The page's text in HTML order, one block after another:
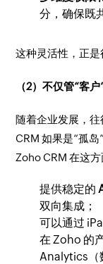
分，确保既
这种灵活性，正是
（2）不仅管“客
随着企业发展，往
CRM 如果是“孤岛
Zoho CRM 在这方
提供稳定的
双向集成；
可以通过
在 Zoho 的
Analytics（